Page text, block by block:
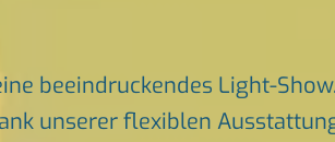
beeindruckendes Light-
unserer flexiblen